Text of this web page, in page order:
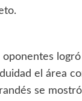
el área
se